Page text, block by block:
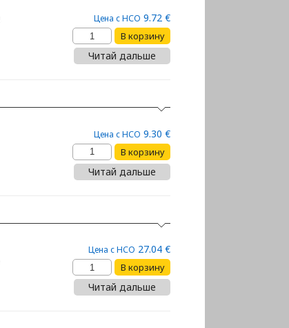
Цена с НСО 9.72 €
Читай дальше
Цена с НСО 9.30 €
Читай дальше
Цена с НСО 27.04 €
Читай дальше